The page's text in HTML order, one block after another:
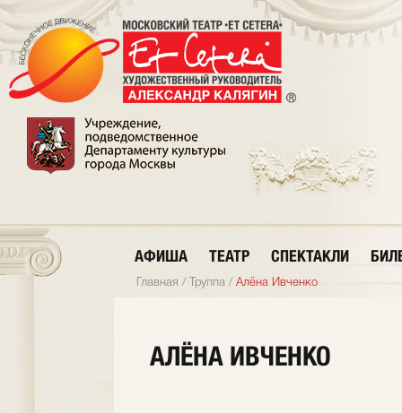
АФИША ТЕАТР СПЕКТАКЛИ
Главная / Труппа / Алёна Ивченко
АЛЁНА ИВЧЕНКО